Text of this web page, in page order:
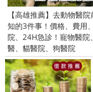
【高雄推薦】去動物醫
知的3件事！價格、費用
院、24H急診！寵物醫院
醫、貓醫院、狗醫院